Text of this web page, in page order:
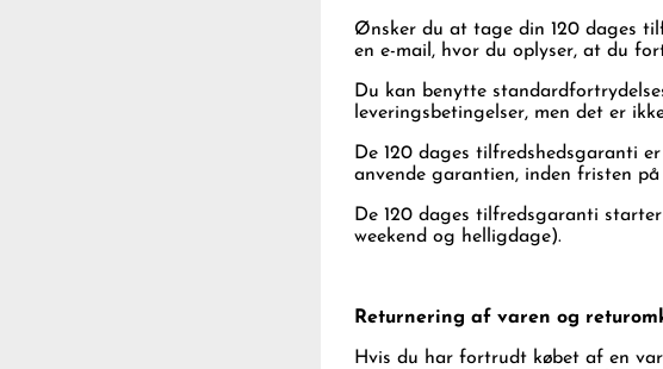
Ønsker du at tage din 120 dages
en e-mail, hvor du oplyser, at du
Du kan benytte
leveringsbetingelser, men det er
De 120 dages tilfredshedsgaranti
anvende garantien, inden fristen
De 120 dages tilfredsgaranti
weekend og helligdage).
Returnering af varen og
Hvis du har fortrudt købet af en